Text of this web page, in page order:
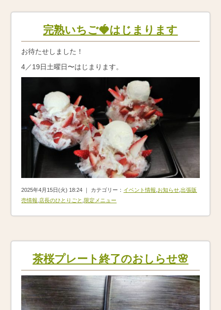
完熟いちご🍓はじまります
お待たせしました！
4／19日土曜日〜はじまります。
2025年4月15日(火) 18:24 ｜ カテゴリー： イベント情報 お知らせ ,出張販
売情報 店長のひとりごと ,限定メニュー
茶桜プレート終了のおしらせ🌸